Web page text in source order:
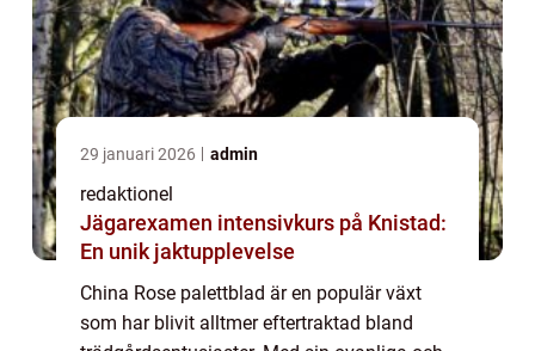
29 januari 2026 admin
redaktionel
Jägarexamen intensivkurs på Knistad:
En unik jaktupplevelse
China Rose palettblad är en populär växt
som har blivit alltmer eftertraktad bland